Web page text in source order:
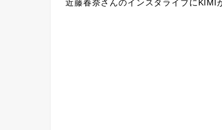
近藤春奈さんのインスタライブにKIMI